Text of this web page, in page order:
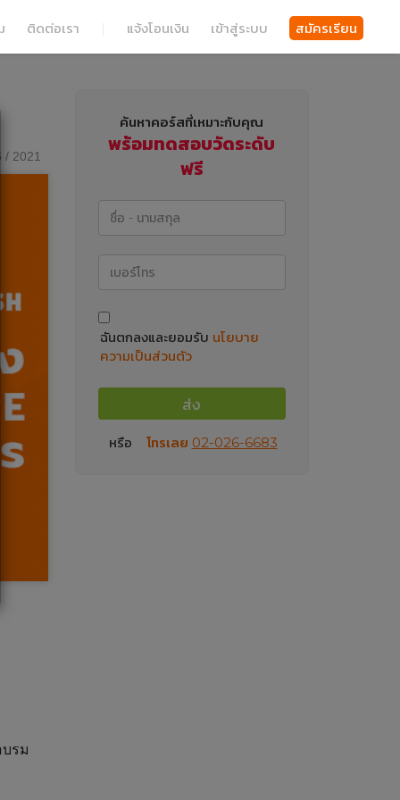
ติดต่อเรา แจ้งโอนเงิน เข้าสู่ระบบ สมัครเรียน
/ 2021
รม
ค้นหาคอร์สที่เหมาะกับคุณ
พร้อมทดสอบวัดระดับ
ฟรี
ฉันตกลงและยอมรับ นโยบาย
ความเป็นส่วนตัว
ส่ง
หรือ โทรเลย 02-026-6683